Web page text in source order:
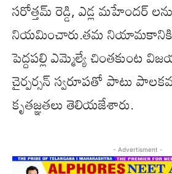
సరోత్తమ్ రెడ్డి, ఎడ్ల మహేందర్ లను
నియమించారు.తమ నియామకానికి
పెద్దపల్లి ఎమ్మెల్యే చింతకుంట
చైర్పర్సన్ స్వరూపతో పాటు
కృతజ్ఞతలు తెలియజేశారు.
- Advertisment -